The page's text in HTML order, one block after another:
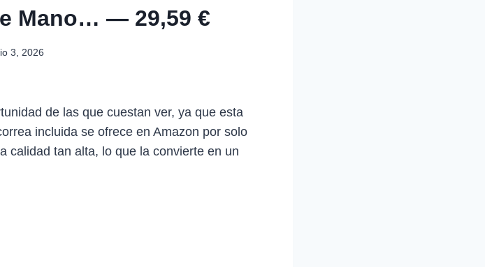
Mano… — 29,59 €
3, 2026
de las que cuestan ver, ya que esta
incluida se ofrece en Amazon por solo
calidad tan alta, lo que la convierte en un